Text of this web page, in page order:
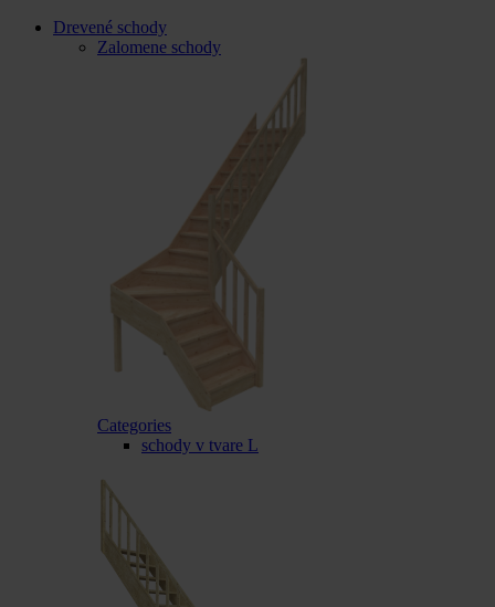
Drevené schody
Zalomene schody
Categories
schody v tvare L